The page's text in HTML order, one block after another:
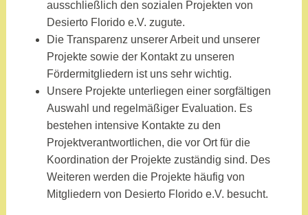
ausschließlich den sozialen Projekten von
Desierto Florido e.V. zugute.
Die Transparenz unserer Arbeit und unserer
Projekte sowie der Kontakt zu unseren
Fördermitgliedern ist uns sehr wichtig.
Unsere Projekte unterliegen einer sorgfältigen
Auswahl und regelmäßiger Evaluation. Es
bestehen intensive Kontakte zu den
Projektverantwortlichen, die vor Ort für die
Koordination der Projekte zuständig sind. Des
Weiteren werden die Projekte häufig von
Mitgliedern von Desierto Florido e.V. besucht.